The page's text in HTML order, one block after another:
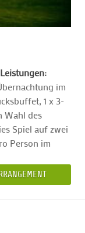
im
1 x 3-
Wahl des
Spiel auf zwei
Person im